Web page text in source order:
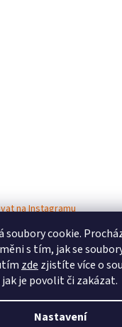
soubory cookie.
s tím, jak se
zde zjistíte více o
je povolit či zakázat.
Nastavení
na Instagramu
Vytvořil Shoptet